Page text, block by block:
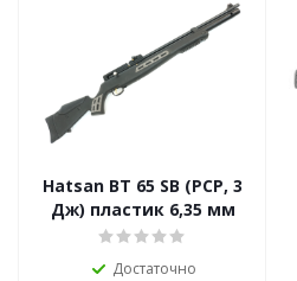
Hatsan BT 65 SB (PCP, 3
Дж) пластик 6,35 мм
Достаточно